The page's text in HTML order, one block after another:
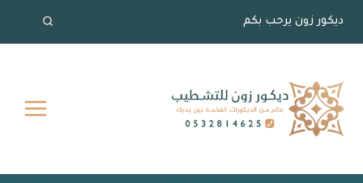
ديكور زون يرحب بكم